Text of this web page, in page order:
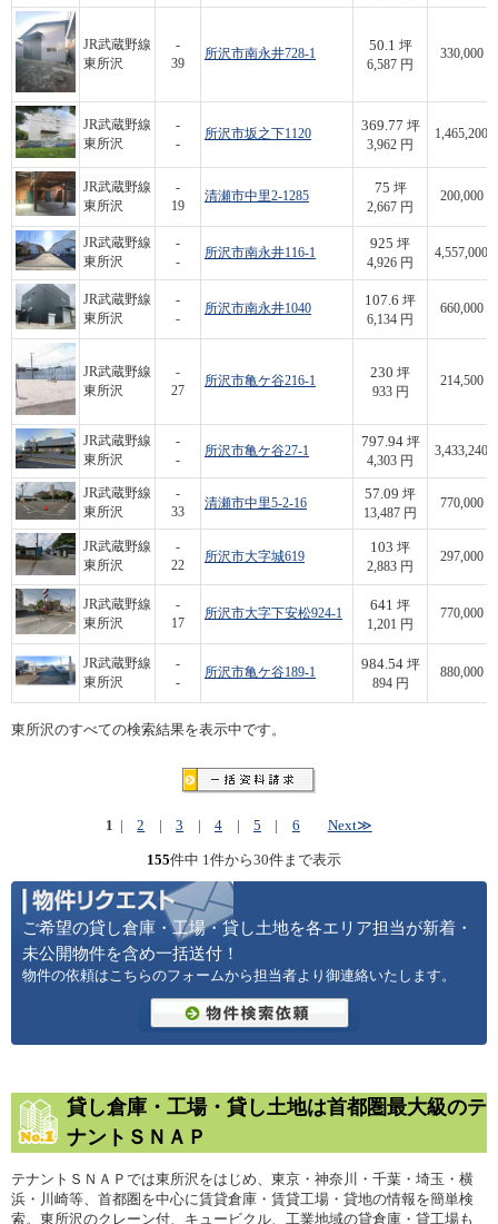
JR武蔵野線
東所沢
-
39
所沢市南永井728-1
50.1 坪
6,587 円
330,000
JR武蔵野線
東所沢
-
-
所沢市坂之下1120
369.77 坪
3,962 円
1,465,200
JR武蔵野線
東所沢
-
19
清瀬市中里2-1285
75 坪
2,667 円
200,000
JR武蔵野線
東所沢
-
-
所沢市南永井116-1
925 坪
4,926 円
4,557,000
JR武蔵野線
東所沢
-
-
所沢市南永井1040
107.6 坪
6,134 円
660,000
JR武蔵野線
東所沢
-
27
所沢市亀ケ谷216-1
230 坪
933 円
214,500
JR武蔵野線
東所沢
-
-
所沢市亀ケ谷27-1
797.94坪
4,303 円
3,433,240
JR武蔵野線
東所沢
-
33
清瀬市中里5-2-16
57.09 坪
13,487 円
770,000
JR武蔵野線
東所沢
-
22
所沢市大字城619
103 坪
2,883 円
297,000
JR武蔵野線
東所沢
-
17
所沢市大字下安松924-1
641 坪
1,201 円
770,000
JR武蔵野線
東所沢
-
-
所沢市亀ケ谷189-1
984.54坪
894 円
880,000
東所沢のすべての検索結果を表示中です。
1 | 2 | 3 | 4 | 5 | 6 Next≫
155件中 1件から30件まで表示
ご希望の貸し倉庫・工場・貸し土地を各エリア担当が新着・
未公開物件を含め一括送付！
物件の依頼はこちらのフォームから担当者より御連絡いたします。
貸し倉庫・工場・貸し土地は首都圏最大級のテ
ナントＳＮＡＰ
テナントＳＮＡＰでは東所沢をはじめ、東京・神奈川・千葉・埼玉・横
浜・川崎等、首都圏を中心に賃貸倉庫・賃貸工場・貸地の情報を簡単検
索。東所沢のクレーン付、キュービクル、工業地域の貸倉庫・貸工場も